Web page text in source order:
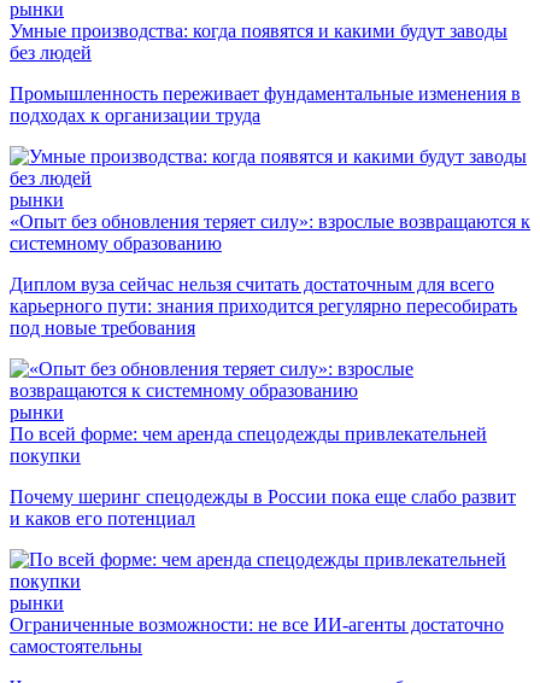
рынки
Умные производства: когда появятся и какими будут заводы
без людей
Промышленность переживает фундаментальные изменения в
подходах к организации труда
рынки
«Опыт без обновления теряет силу»: взрослые возвращаются к
системному образованию
Диплом вуза сейчас нельзя считать достаточным для всего
карьерного пути: знания приходится регулярно пересобирать
под новые требования
рынки
По всей форме: чем аренда спецодежды привлекательней
покупки
Почему шеринг спецодежды в России пока еще слабо развит
и каков его потенциал
рынки
Ограниченные возможности: не все ИИ-агенты достаточно
самостоятельны